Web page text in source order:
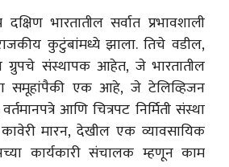
भारतातील सर्वात प्रभावशाली
कुटुंबांमध्ये झाला. तिचे वडील,
ग्रुपचे संस्थापक आहेत, जे भारतातील
समूहांपैकी एक आहे, जे टेलिव्हिजन
आणि चित्रपट निर्मिती संस्था
मारन, देखील एक व्यावसायिक
कार्यकारी संचालक म्हणून काम